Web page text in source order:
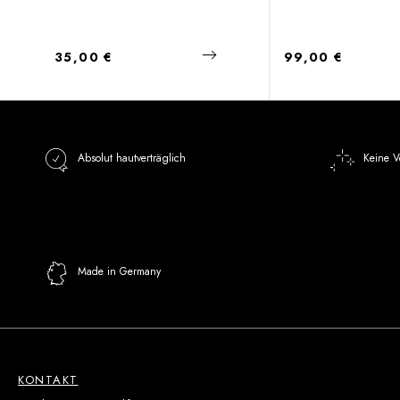
Regulärer Preis:
35,00 € Regulärer Preis:
99,00 €
Absolut hautverträglich Keine
Made in Germany
KONTAKT